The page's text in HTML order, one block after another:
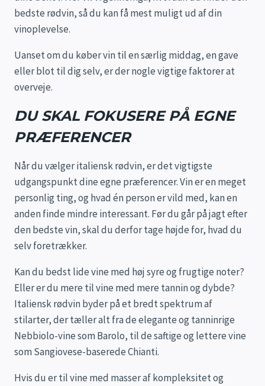
bedste rødvin, så du kan få mest muligt ud af din
vinoplevelse.
Uanset om du køber vin til en særlig middag, en gave
eller blot til dig selv, er der nogle vigtige faktorer at
overveje.
DU SKAL FOKUSERE PÅ EGNE
PRÆFERENCER
Når du vælger italiensk rødvin, er det vigtigste
udgangspunkt dine egne præferencer. Vin er en meget
personlig ting, og hvad én person er vild med, kan en
anden finde mindre interessant. Før du går på jagt efter
den bedste vin, skal du derfor tage højde for, hvad du
selv foretrækker.
Kan du bedst lide vine med høj syre og frugtige noter?
Eller er du mere til vine med mere tannin og dybde?
Italiensk rødvin byder på et bredt spektrum af
stilarter, der tæller alt fra de elegante og tanninrige
Nebbiolo-vine som Barolo, til de saftige og lettere vine
som Sangiovese-baserede Chianti.
Hvis du er til vine med masser af kompleksitet og